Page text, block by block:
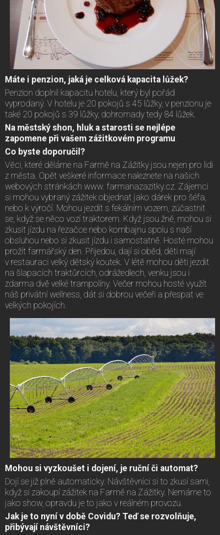
Máte i penzion, jaká je celková kapacita lůžek?
Penzion doplnil kapacitu hotelu, který byl pořád
vyprodaný. V hotelu je 20 pokojů s 45 lůžky, v penzionu je
také 20 pokojů s 39 lůžky, dohromady tedy 84 lůžek.
Na městský shon, hluk a starosti se nejlépe
zapomene při vašem zážitkovém programu
Co byste doporučil?
Věci, které děláme na Farmě na Zážitky jsou nejen pro lidi
z města. Opět veškeré informace naleznete na našich
webových stránkách www. farmanazazitky.cz. Zájemci
si mohou vybraný zážitek objednat jako dárek pro šéfa,
nebo k výročí. Mohou jezdit s fekálním vozem, zúčastnit
se, když se něco vozí traktorem. Když jsou žně, mohou si
zkusit jízdu na řezačce nebo kombajnu spolu s naší
obsluhou nebo si zkusit jízdu i samostatně. Hosté mohou
prožít farmářský den. Přijedou, dají si oběd, děti mají
v restauraci velký dětský koutek. V létě mohou děti jezdit
na šlapacích traktůrcích, odrážedlech, venku jsou i
zdarma dvě velké trampolíny. Večer mohou hosté využít
náš privátní wellness, dát si dobrou večeři a přespat ve
velkých pokojích.
Mohou si vyzkoušet i dojení, je ruční či automat?
Dojí se již plně automaticky. Návštěvníci si to zkusí sami,
když si zakoupí zážitek na Farmě na Zážitky. Nemáme to
jako show, opravdu je to jako v reálném provozu.
Jak je to nyní v době Covidu? Teď se rozvolňuje,
přibývají návštěvníci?